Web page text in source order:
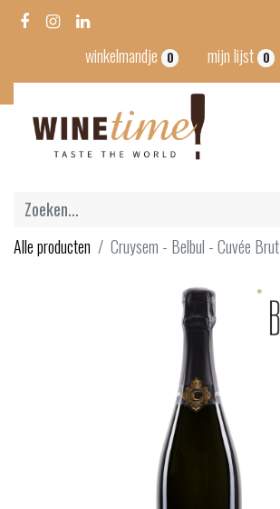
winkelmandje 0 mijn lijst 0
Alle producten Cruysem - Belbul - Cuvée Brut